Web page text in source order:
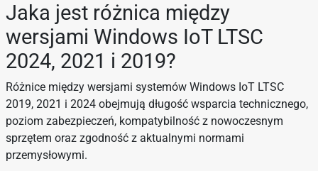
Jaka jest różnica między
wersjami Windows IoT LTSC
2024, 2021 i 2019?
Różnice między wersjami systemów Windows IoT LTSC
2019, 2021 i 2024 obejmują długość wsparcia technicznego,
poziom zabezpieczeń, kompatybilność z nowoczesnym
sprzętem oraz zgodność z aktualnymi normami
przemysłowymi.